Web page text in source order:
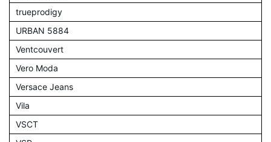
trueprodigy
URBAN 5884
Ventcouvert
Vero Moda
Versace Jeans
Vila
VSCT